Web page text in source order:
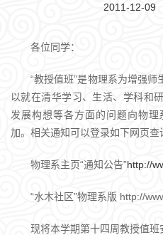
2011-12-09
各位同学：
“教授值班”是物理系为增强
以就在清华学习、生活、学科和
发展构想等各方面的问题向物
加。相关通知可以登录如下网页查
物理系主页“通知公告”http://
“水木社区”物理系版 http://
现将本学期第十四周教授值班